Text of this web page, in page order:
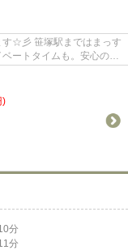
す☆彡 笹塚駅まではまっす
ートタイムも。安心のマ
)
分
分